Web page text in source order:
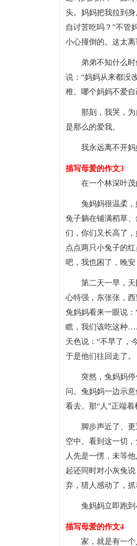
头。妈妈把我拉到
自讨苦吃吗？”不管
小心撞倒的。这太
弟弟不知什么
说：“妈妈从来都没
稚。哪个妈妈不爱
那刻，我哭，
是那么的爱我。
我永远离不开妈
描写母爱的作文3
在一个林深叶茂
兔妈妈很温柔
兔子躺在铺满稻草
们，你们又长高了
点点两只小兔子的
吧，我也困了，晚
第二天一早，
心特强，东张张，
兔妈妈看来一眼说
瞧，我们该吃这种
天色说：“不早了，
于是他们往回走了。
突然，兔妈妈
问。兔妈妈一边示
看去。那“人”正端着
脚步声近了、
空中。看到这一切
人先是一愣，未等
起还同时对小灰兔
弃，猎人感动了，抓
兔妈妈立即跑
描写母爱的作文4
家，就是有一